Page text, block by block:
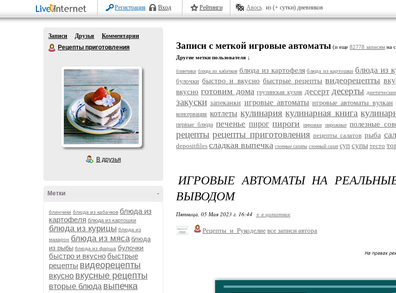
Регистрация Вход Рейтинги Авось из (+ сутки) дневников
Записи Друзья
Комментарии
Рецепты приготовления
В друзья
-
Метки
блинчики блюда из кабачков блюда из
картофеля блюда из картошки
блюда из курицы блюда из
макарон блюда из мяса блюда
из рыбы блюда из фарша булочки
быстро и вкусно быстрые
рецепты видеорецепты
вкусно вкусные рецепты
вторые блюда выпечка
Записи с меткой игровые автоматы (и еще 82778 записям на
Другие метки пользователя ↓
блинчики блюда из кабачков блюда из картофеля блюда из картошки блюда из
булочки быстро и вкусно быстрые рецепты видеорецепты
вкусно готовим дома грузинская кухня десерт десерты
закуски запеканки игровые автоматы игровые автоматы вулкан
консервация котлеты кулинария кулинарная книга
первые блюда печенье пирог пироги пирожки пирожные полезные
рецепты рецепты приготовления рецепты салатов рыба
depositfiles сладкая выпечка слоеные салаты слоеный салат суп супы тесто
ИГРОВЫЕ АВТОМАТЫ НА
ВЫВОДОМ
Пятница, 05 Мая 2023 г. 16:44 + в цитатник
Рецепты_и_Рукоделие все записи автора